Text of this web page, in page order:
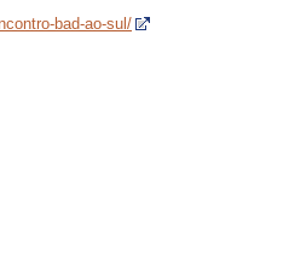
bad-ao-sul/